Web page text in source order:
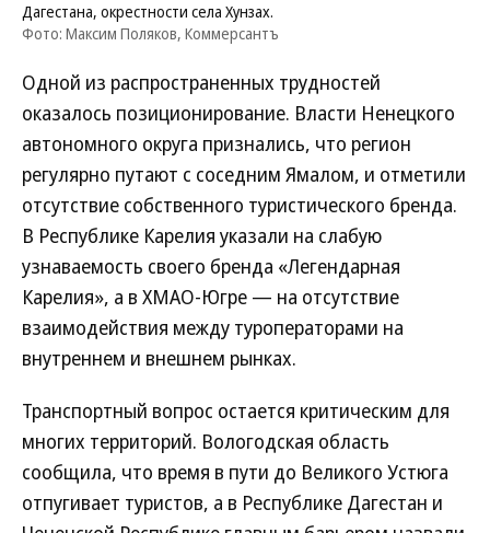
Дагестана, окрестности села Хунзах.
Фото: Максим Поляков, Коммерсантъ
Одной из распространенных трудностей
оказалось позиционирование. Власти Ненецкого
автономного округа признались, что регион
регулярно путают с соседним Ямалом, и отметили
отсутствие собственного туристического бренда.
В Республике Карелия указали на слабую
узнаваемость своего бренда «Легендарная
Карелия», а в ХМАО-Югре — на отсутствие
взаимодействия между туроператорами на
внутреннем и внешнем рынках.
Транспортный вопрос остается критическим для
многих территорий. Вологодская область
сообщила, что время в пути до Великого Устюга
отпугивает туристов, а в Республике Дагестан и